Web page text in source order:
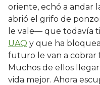
oriente, echó a andar
abrió el grifo de
le vale— que todavía
UAQ y que ha
futuro le van a cobrar
Muchos de ellos
vida mejor. Ahora